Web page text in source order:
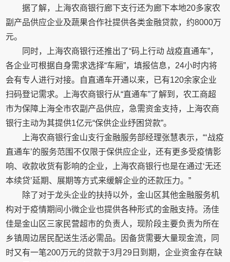
据了解，上海农商银行廊下支行还为廊下本地20多家农
副产品供应企业及蔬果合作社提供各类金融贷款，约8000万
元。
同时，上海农商银行还推出了“码上行动 战疫直通车”，
各企业可根据自身需求选择“车厢”，填报信息，24小时内将
会有专人进行对接。自直通车开通以来，已有120余家企业
扫码登记需求。上海农商银行从“直通车”了解到，农工商超
市为保障上海全市农副产品供应，急需资金支持，上海农商
银行主动为其提供1亿元“保供企业纾困贷款”。
上海农商银行金山支行金融服务部经理张慧表示，“‘战疫
直通车’的服务范围不仅限于保供应企业，还有更多受疫情影
响、收款收货有影响的企业，上海农商银行也是在通过‘无还
本续贷’延期、展期等方式来缓解企业的还款压力。”
除了对于龙头企业的扶持以外，金山区其他金融服务机
构对于疫情期间小微企业也提供各种形式的金融支持。汤佳
佳是金山区三家民营超市的负责人，现阶段主要负责为所在
乡镇周边居民配送生活必需品。因备货需要大量现金流，同
时又有一笔200万元的贷款于3月29日到期，企业资金存在缺